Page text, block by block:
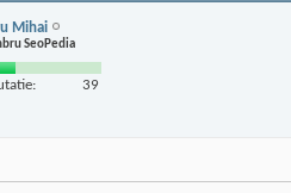
Mihai
SeoPedia
39